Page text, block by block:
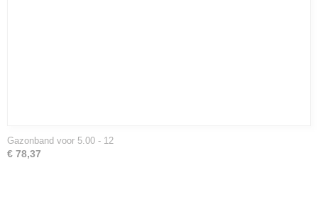
Gazonband voor 5.00 - 12
€ 78,37